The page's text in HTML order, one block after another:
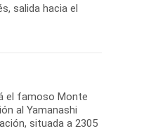
salida hacia el
el famoso Monte
al Yamanashi
situada a 2305